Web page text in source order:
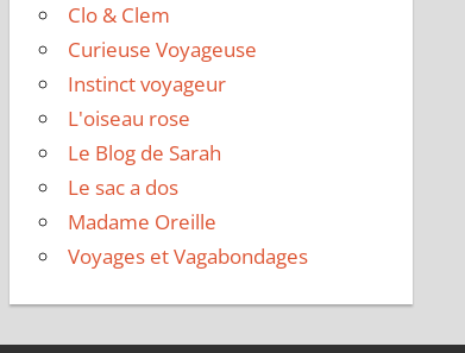
Clo & Clem
Curieuse Voyageuse
Instinct voyageur
L'oiseau rose
Le Blog de Sarah
Le sac a dos
Madame Oreille
Voyages et Vagabondages